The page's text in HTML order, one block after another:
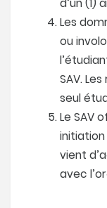
d’un (1)
Les
ou
SAV.
seul
Le SAV
vient
avec